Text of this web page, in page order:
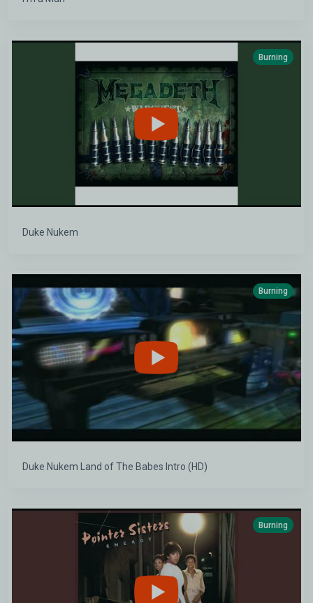
Burning
Duke Nukem
Burning
Duke Nukem Land of The Babes Intro (HD)
Burning